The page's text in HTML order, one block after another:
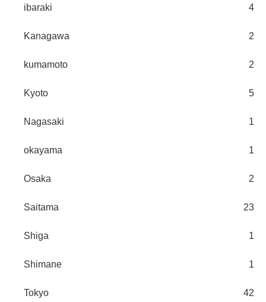
ibaraki 4
Kanagawa 2
kumamoto 2
Kyoto 5
Nagasaki 1
okayama 1
Osaka 2
Saitama 23
Shiga 1
Shimane 1
Tokyo 42